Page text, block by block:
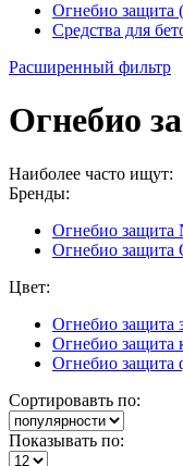
Огнебио защита
Средства для
Расширенный фильтр
Огнебио
Наиболее часто ищут:
Бренды:
Огнебио защита
Огнебио защита
Цвет:
Огнебио защита
Огнебио защита
Огнебио защита
Сортировавть по:
Показывать по: